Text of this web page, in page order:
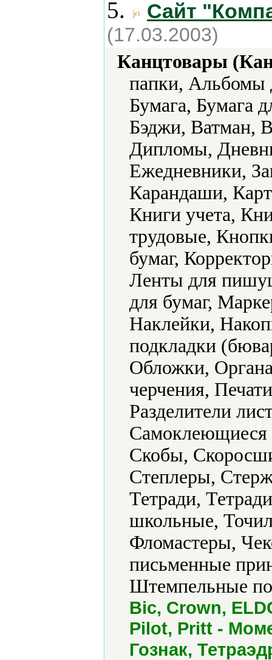
5. Сайт
(17.03.2003)
Канцтовары
папки, Альбомы
Бумага, Бумага
Бэджи, Ватман,
Дипломы,
Ежедневники,
Карандаши,
Книги учета,
трудовые,
бумаг,
Ленты для
для бумаг,
Наклейки,
подкладки
Обложки,
черчения,
Разделители
Скобы,
Степлеры,
Тетради,
школьные,
Фломастеры,
письменные
Штемпельные
Bic, Crown,
Pilot, Pritt -
Гознак,